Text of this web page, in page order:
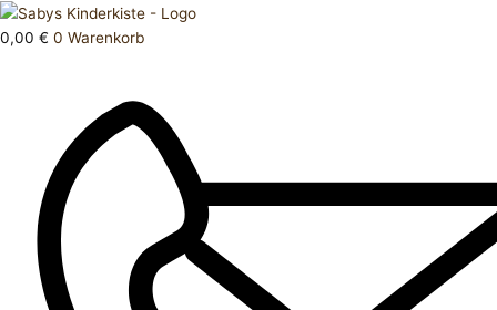
Zum
Inhalt
0,00 € 0 Warenkorb
Products
search
T
Shirt